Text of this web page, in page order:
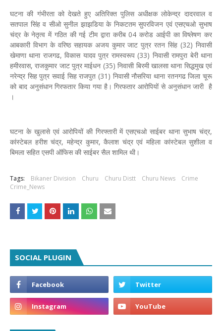
घटना की गंभीरता को देखते हुए अतिरिक्त पुलिस अधीक्षक लोकेन्द्र दादरवाल व
सतपाल सिंह व सीओ सुनील झाझडिया के निकटतम सुपरविजन एवं एसएचओ सुभाष
चंद्र के नेतृत्व में गठित की गई टीम द्वारा करीब 04 करोड आईपी का विष्लेषण कर
आबकारी विभाग के वरिष्ठ सहायक अजय कुमार जाट पुत्र रतन सिंह (32) निवासी
खेमाणा थाना राजगढ, विकास यादव पुत्र रामस्वरूप (33) निवासी रामपुरा बेरी थाना
हमीरवास, राजकुमार जाट पुत्र माईधन (35) निवासी बिरमी खालसा थाना सिद्धमुख एवं
नरेन्द्र सिह पुत्र सवाई सिह राजपुत (31) निवासी नौसरिया थाना रतनगढ जिला चूरू
को बाद अनुसंधान गिरफतार किया गया है। गिरफतार आरोपियों से अनुसंधान जारी है
।
घटना के खुलासे एवं आरोपियों की गिरफ्तारी में एसएचओ साईबर थाना सुभाष चंद्र,
कांस्टेबल हरीश चंद्र, महेन्द्र कुमार, कैलाश चंद्र एवं महिला कांस्टेबल सुशीला व
बिमला सहित एसपी ऑफिस की साईबर सैल शामिल थी।
Tags: Bikaner Division Churu Churu Distt Churu News
Crime
Crime_News
SOCIAL PLUGIN